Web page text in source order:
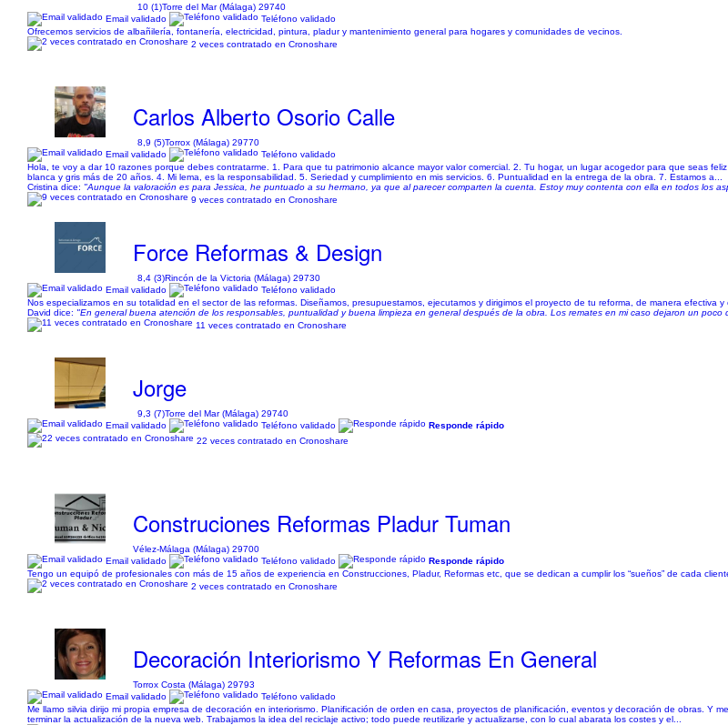
10 (1)Torre del Mar (Málaga) 29740
Email validado
Teléfono validado
Ofrecemos servicios de albañilería, fontanería, electricidad, pintura, pladur y mantenimiento general para hogares y comunidades de vecinos.
2 veces contratado en Cronoshare
Carlos Alberto Osorio Calle
8,9 (5)Torrox (Málaga) 29770
Email validado
Teléfono validado
Hola, te voy a dar 10 razones porque debes contratarme. 1. Para que tu patrimonio alcance mayor valor comercial. 2. Tu hogar, un lugar acogedor para que seas
blanca y gris más de 20 años. 4. Mi lema, es la responsabilidad. 5. Seriedad y cumplimiento en mis servicios. 6. Puntualidad en la entrega de la obra. 7. Estamos a...
Cristina dice: "Aunque la valoración es para Jessica, he puntuado a su hermano, ya que al parecer comparten la cuenta. Estoy muy contenta con ella en todos los
9 veces contratado en Cronoshare
Force Reformas & Design
8,4 (3)Rincón de la Victoria (Málaga) 29730
Email validado
Teléfono validado
Nos especializamos en su totalidad en el sector de las reformas. Diseñamos, presupuestamos, ejecutamos y dirigimos el proyecto de tu reforma, de manera efectiva
David dice: "En general buena atención de los responsables, puntualidad y buena limpieza en general después de la obra. Los remates en mi caso dejaron un
11 veces contratado en Cronoshare
Jorge
9,3 (7)Torre del Mar (Málaga) 29740
Email validado
Teléfono validado
Responde rápido
22 veces contratado en Cronoshare
Construciones Reformas Pladur Tuman
Vélez-Málaga (Málaga) 29700
Email validado
Teléfono validado
Responde rápido
Tengo un equipó de profesionales con más de 15 años de experiencia en Construcciones, Pladur, Reformas etc, que se dedican a cumplir los “sueños” de cada
2 veces contratado en Cronoshare
Decoración Interiorismo Y Reformas En General
Torrox Costa (Málaga) 29793
Email validado
Teléfono validado
Me llamo silvia dirijo mi propia empresa de decoración en interiorismo. Planificación de orden en casa, proyectos de planificación, eventos y decoración de obras. Y
terminar la actualización de la nueva web. Trabajamos la idea del reciclaje activo; todo puede reutilizarle y actualizarse, con lo cual abarata los costes y el...